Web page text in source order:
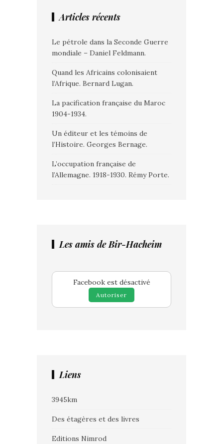
Articles récents
Le pétrole dans la Seconde Guerre
mondiale – Daniel Feldmann.
Quand les Africains colonisaient
l’Afrique. Bernard Lugan.
La pacification française du Maroc
1904-1934.
Un éditeur et les témoins de
l’Histoire. Georges Bernage.
L’occupation française de
l’Allemagne. 1918-1930. Rémy Porte.
Les amis de Bir-Hacheim
Facebook est désactivé
Autoriser
Liens
3945km
Des étagères et des livres
Editions Nimrod